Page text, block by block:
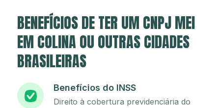
BENEFÍCIOS DE TER UM CNPJ MEI
EM COLINA OU OUTRAS CIDADES
BRASILEIRAS
Benefícios do INSS
Direito à cobertura previdenciária do